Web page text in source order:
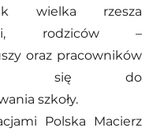
wielka rzesza
rodziców –
oraz pracowników
się do
szkoły.
Polska Macierz